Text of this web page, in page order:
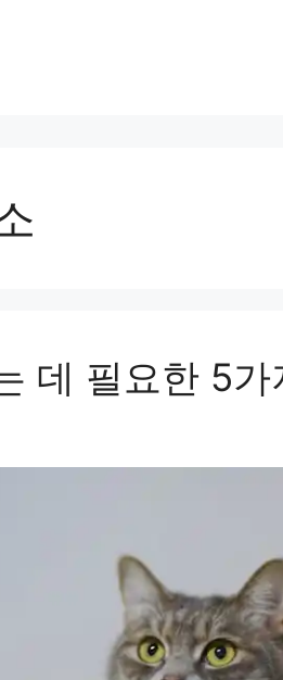
데 필요한 5